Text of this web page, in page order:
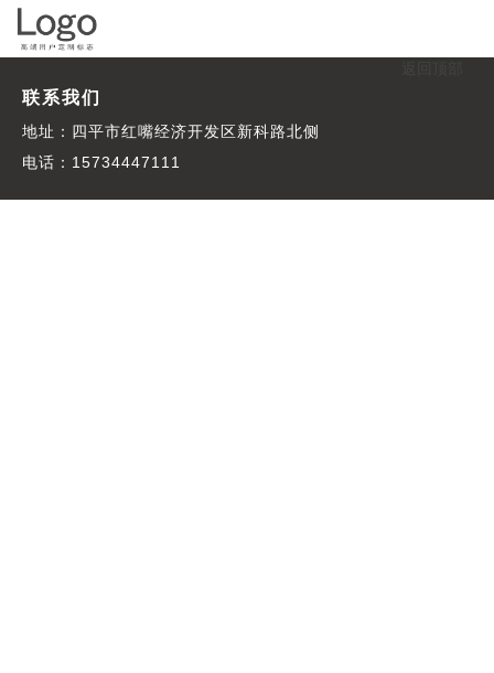
联系我们
地址：四平市红嘴经济开发区新科路北侧
电话：15734447111